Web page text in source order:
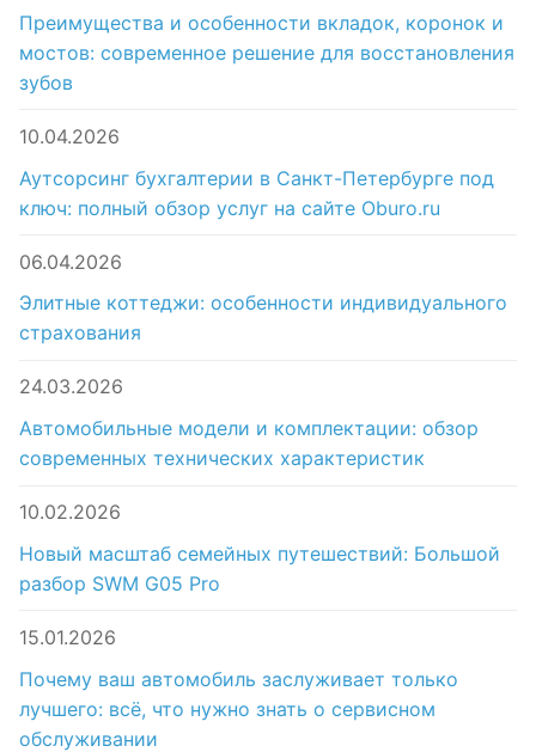
Преимущества и особенности вкладок, коронок и
мостов: современное решение для восстановления
зубов
10.04.2026
Аутсорсинг бухгалтерии в Санкт-Петербурге под
ключ: полный обзор услуг на сайте Oburo.ru
06.04.2026
Элитные коттеджи: особенности индивидуального
страхования
24.03.2026
Автомобильные модели и комплектации: обзор
современных технических характеристик
10.02.2026
Новый масштаб семейных путешествий: Большой
разбор SWM G05 Pro
15.01.2026
Почему ваш автомобиль заслуживает только
лучшего: всё, что нужно знать о сервисном
обслуживании